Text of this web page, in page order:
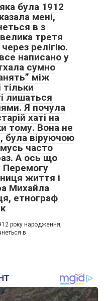
була 1912
мені,
в з
третя
релігію.
написано у
сумно
між
тільки
лишаться
Я почула
хаті на
тому. Вона не
була віруючою
часто
А ось що
Перемогу
життя і
Михайла
етнограф
року народження,
в